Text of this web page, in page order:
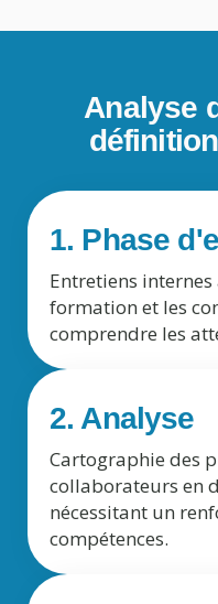
Analyse
1. Phase
Entretiens internes
formation et les
comprendre les
2. Analyse
Cartographie des
collaborateurs en
nécessitant un
compétences.